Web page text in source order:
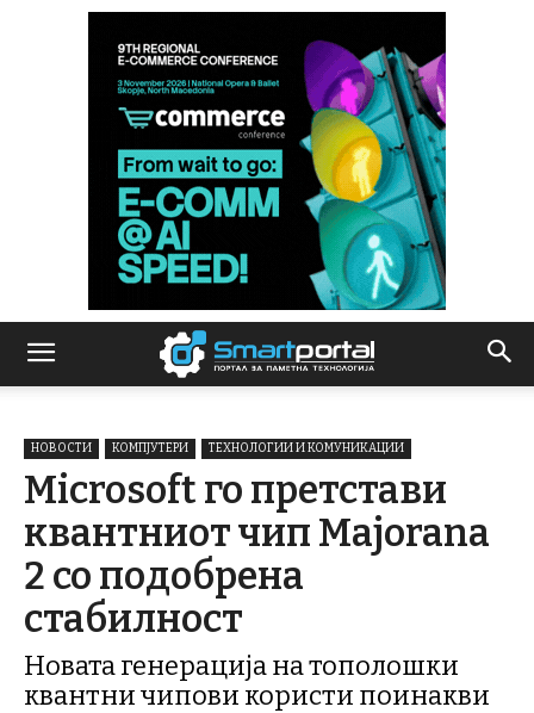
НОВОСТИ КОМПЈУТЕРИ ТЕХНОЛОГИИ И КОМУНИКАЦИИ
Microsoft го претстави
квантниот чип Majorana
2 со подобрена
стабилност
Новата генерација на тополошки
квантни чипови користи поинакви